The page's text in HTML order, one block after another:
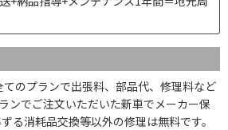
のプランで出張料、部品代、修理料など
ンでご注文いただいた新車でメーカー保
る消耗品交換等以外の修理は無料です。